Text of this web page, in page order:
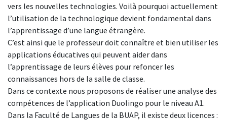
vers les nouvelles technologies. Voilà pourquoi actuellement
l’utilisation de la technologique devient fondamental dans
l’apprentissage d’une langue étrangère.
C’est ainsi que le professeur doit connaître et bien utiliser les
applications éducatives qui peuvent aider dans
l’apprentissage de leurs élèves pour refoncer les
connaissances hors de la salle de classe.
Dans ce contexte nous proposons de réaliser une analyse des
compétences de l’application Duolingo pour le niveau A1.
Dans la Faculté de Langues de la BUAP, il existe deux licences :